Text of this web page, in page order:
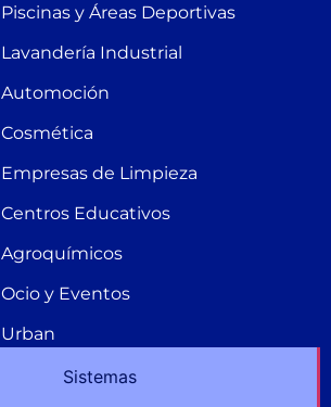
Sistemas
Piscinas y Áreas Deportivas
Lavandería Industrial
Automoción
Cosmética
Empresas de Limpieza
Centros Educativos
Agroquímicos
Ocio y Eventos
Urban